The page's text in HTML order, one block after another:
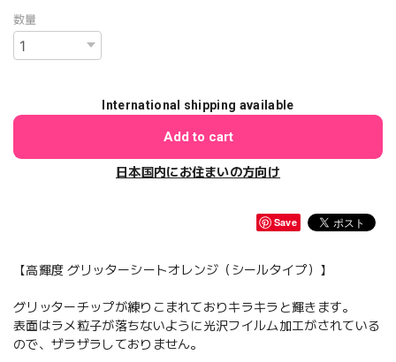
数量
International shipping available
Add to cart
日本国内にお住まいの方向け
Save
【高輝度 グリッターシートオレンジ（シールタイプ）】
グリッターチップが練りこまれておりキラキラと輝きます。
表面はラメ粒子が落ちないように光沢フイルム加工がされている
ので、ザラザラしておりません。